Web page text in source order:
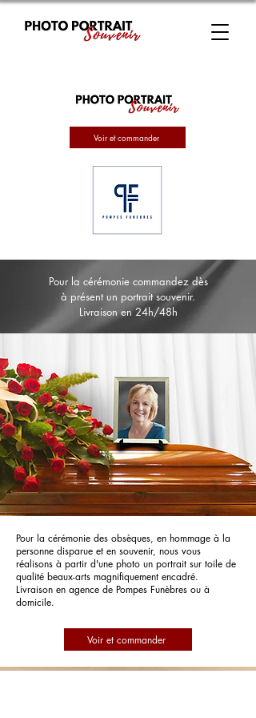
Voir et commander
Pour la cérémonie commandez dès
à présent un portrait souvenir.
Livraison en 24h/48h
Pour la cérémonie des obsèques, en hommage à la
personne disparue et en souvenir, nous vous
réalisons à partir d'une photo un portrait sur toile de
qualité beaux-arts magnifiquement encadré.
Livraison en agence de Pompes Funèbres ou à
domicile.
Voir et commander